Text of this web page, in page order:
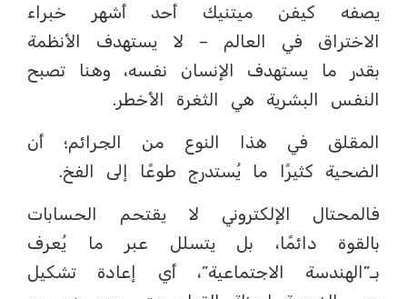
يصفه كيفن ميتنيك أحد أشهر خبراء
الاختراق في العالم – لا يستهدف الأنظمة
بقدر ما يستهدف الإنسان نفسه، وهنا تصبح
النفس البشرية هي الثغرة الأخطر.
المقلق في هذا النوع من الجرائم؛ أن
الضحية كثيرًا ما يُستدرج طوعًا إلى الفخ.
فالمحتال الإلكتروني لا يقتحم الحسابات
بالقوة دائمًا، بل يتسلل عبر ما يُعرف
بـ”الهندسة الاجتماعية”، أي إعادة تشكيل